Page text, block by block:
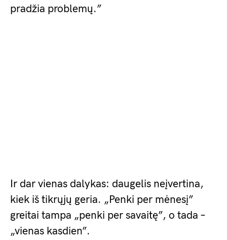
pradžia problemų.”
Ir dar vienas dalykas: daugelis neįvertina,
kiek iš tikrųjų geria. „Penki per mėnesį”
greitai tampa „penki per savaitę”, o tada –
„vienas kasdien”.